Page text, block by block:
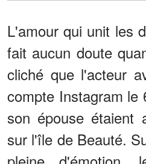
L'amour qui unit les
fait aucun doute
cliché que l'acteur
compte Instagram le
son épouse étaient
sur l'île de Beauté.